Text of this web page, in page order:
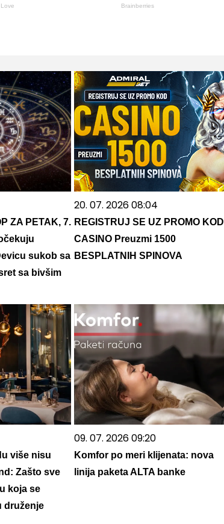
Love Brainberries
ZA PETAK, 7.
sukob sa
sa bivšim
20. 07. 2026 08:04
REGISTRUJ SE UZ PROMO KOD
CASINO Preuzmi 1500
BESPLATNIH SPINOVA
više nisu
Zašto sve
koja se
druženje
09. 07. 2026 09:20
Komfor po meri klijenata: nova
linija paketa ALTA banke